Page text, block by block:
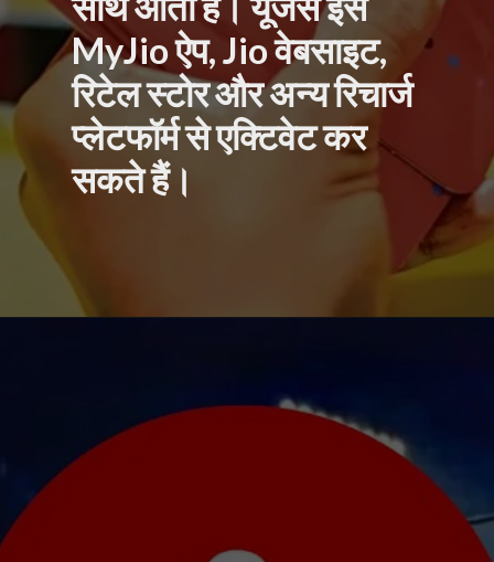
MyJio ऐप, Jio वेबसाइट,
रिटेल स्टोर और अन्य रिचार्ज
प्लेटफॉर्म से एक्टिवेट कर
सकते हैं।